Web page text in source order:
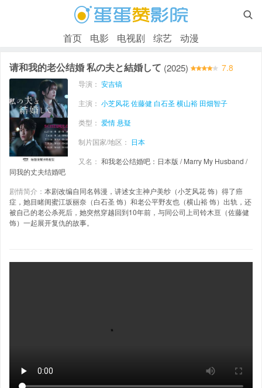

首页 电影 电视剧 综艺 动漫
请和我的老公结婚 私の夫と結婚して (2025) 7.8
导演： 安吉镐
主演： 小芝风花佐藤健 白石圣 横山裕 田畑智子
类型： 爱情悬疑
制片国家/地区： 日本
又名： 和我老公结婚吧：日本版 / Marry My Husband /
同我的丈夫结婚吧
剧情简介： 本剧改编自同名韩漫，讲述女主神户美纱（小芝风花 饰）得了癌
症，她目睹闺蜜江坂丽奈（白石圣 饰）和老公平野友也（横山裕 饰）出轨，还
被自己的老公杀死后，她突然穿越回到10年前，与同公司上司铃木亘（佐藤健
饰）一起展开复仇的故事。